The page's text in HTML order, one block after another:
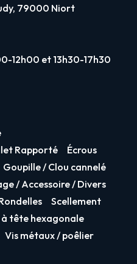
79000 Niort
12h00 et 13h30-17h30
Rapporté
Écrous
Goupille / Clou cannelé
/ Accessoire / Divers
Scellement
à tête hexagonale
Vis métaux / poêlier